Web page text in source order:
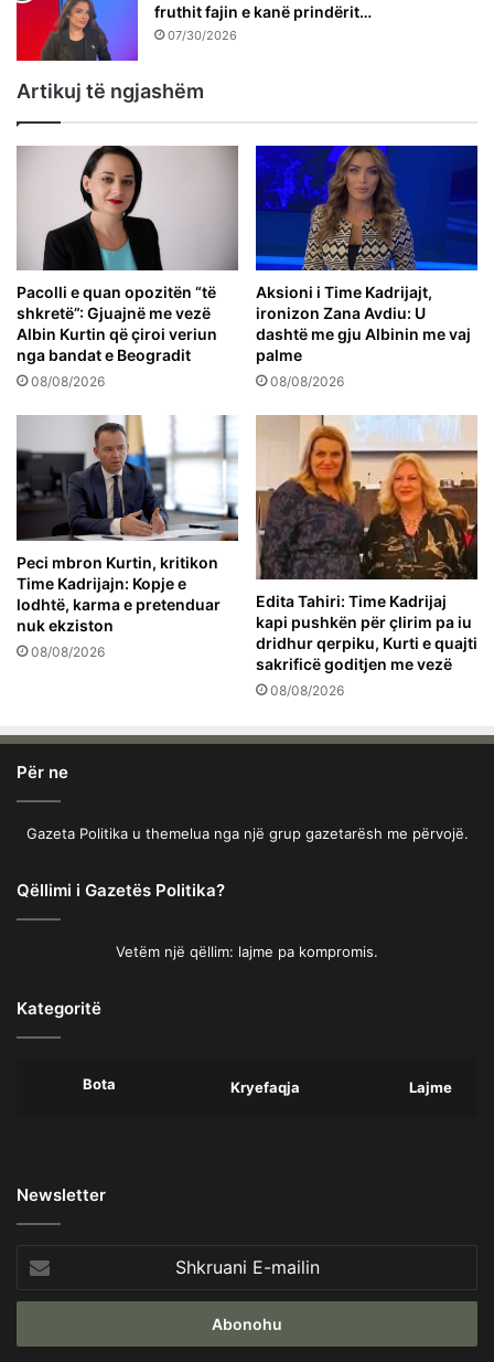
fruthit fajin e kanë prindërit…
07/30/2026
Artikuj të ngjashëm
Pacolli e quan opozitën “të
shkretë”: Gjuajnë me vezë
Albin Kurtin që çiroi veriun
nga bandat e Beogradit
08/08/2026
Aksioni i Time Kadrijajt,
ironizon Zana Avdiu: U
dashtë me gju Albinin me vaj
palme
08/08/2026
Peci mbron Kurtin, kritikon
Time Kadrijajn: Kopje e
lodhtë, karma e pretenduar
nuk ekziston
08/08/2026
Edita Tahiri: Time Kadrijaj
kapi pushkën për çlirim pa iu
dridhur qerpiku, Kurti e quajti
sakrificë goditjen me vezë
08/08/2026
Për ne
Gazeta Politika u themelua nga një grup gazetarësh me përvojë.
Qëllimi i Gazetës Politika?
Vetëm një qëllim: lajme pa kompromis.
Kategoritë
Bota Kryefaqja Lajme
Newsletter
E-
mailin